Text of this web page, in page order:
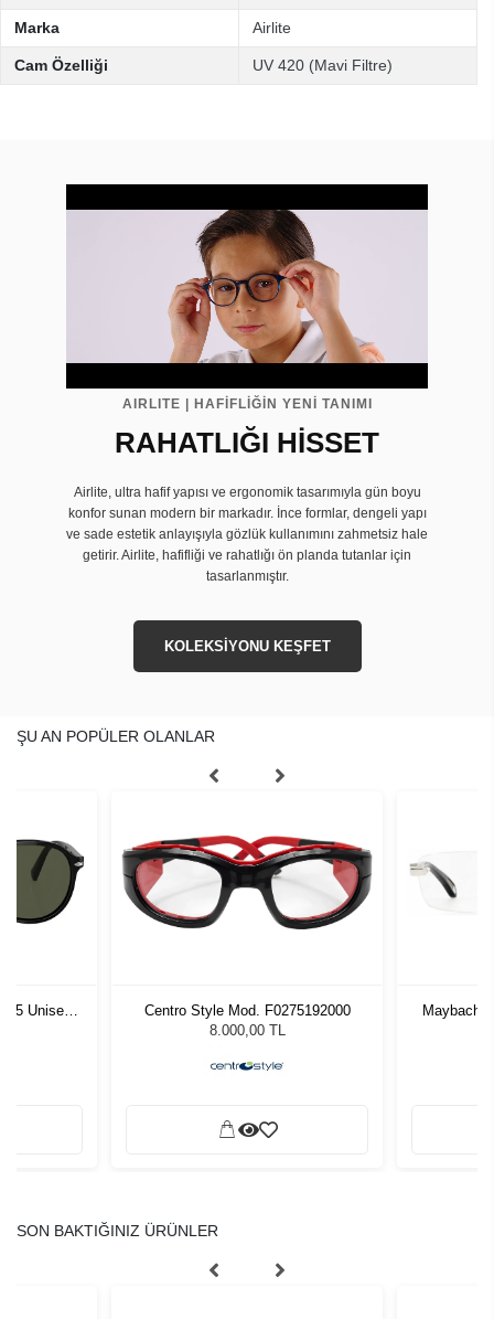
Marka Airlite
Cam Özelliği UV 420 (Mavi Filtre)
AIRLITE | HAFİFLİĞİN YENİ TANIMI
RAHATLIĞI HİSSET
Airlite, ultra hafif yapısı ve ergonomik tasarımıyla gün boyu
konfor sunan modern bir markadır. İnce formlar, dengeli yapı
ve sade estetik anlayışıyla gözlük kullanımını zahmetsiz hale
getirir. Airlite, hafifliği ve rahatlığı ön planda tutanlar için
tasarlanmıştır.
KOLEKSİYONU KEŞFET
ŞU AN POPÜLER OLANLAR
55 Unisex
Centro Style Mod. F0275192000
8.000,00 TL
Maybach
SON BAKTIĞINIZ ÜRÜNLER